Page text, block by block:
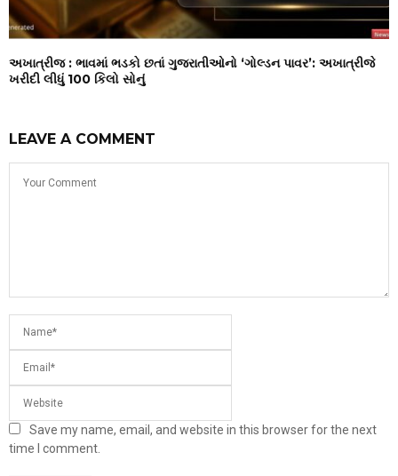
અખાત્રીજ : ભાવમાં ભડકો છતાં ગુજરાતીઓનો ‘ગોલ્ડન પાવર’: અખાત્રીજે
ખરીદી લીધું 100 કિલો સોનું
LEAVE A COMMENT
Save my name, email, and website in this browser for the next
time I comment.